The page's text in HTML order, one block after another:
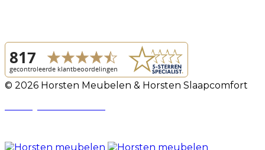
© 2026 Horsten Meubelen & Horsten Slaapcomfort